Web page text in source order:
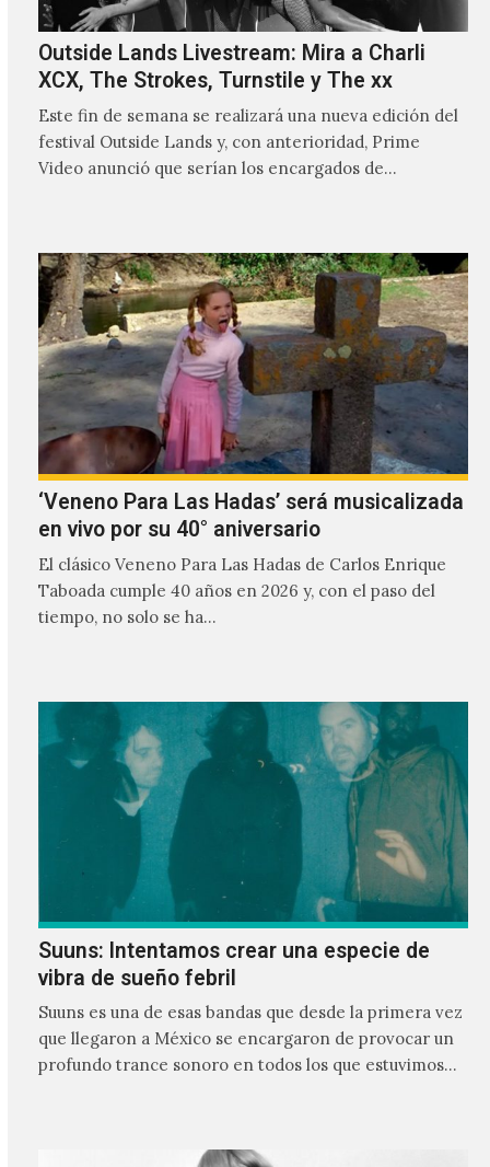
Outside Lands Livestream: Mira a Charli
XCX, The Strokes, Turnstile y The xx
Este fin de semana se realizará una nueva edición del
festival Outside Lands y, con anterioridad, Prime
Video anunció que serían los encargados de
‘Veneno Para Las Hadas’ será musicalizada
en vivo por su 40° aniversario
El clásico Veneno Para Las Hadas de Carlos Enrique
Taboada cumple 40 años en 2026 y, con el paso del
tiempo, no solo se ha…
Suuns: Intentamos crear una especie de
vibra de sueño febril
Suuns es una de esas bandas que desde la primera vez
que llegaron a México se encargaron de provocar un
profundo trance sonoro en todos los que estuvimos